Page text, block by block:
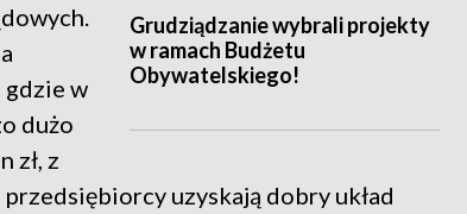
Grudziądzanie wybrali projekty
w ramach Budżetu
Obywatelskiego!
gdzie w
dużo
zł, z
uzyskają dobry układ